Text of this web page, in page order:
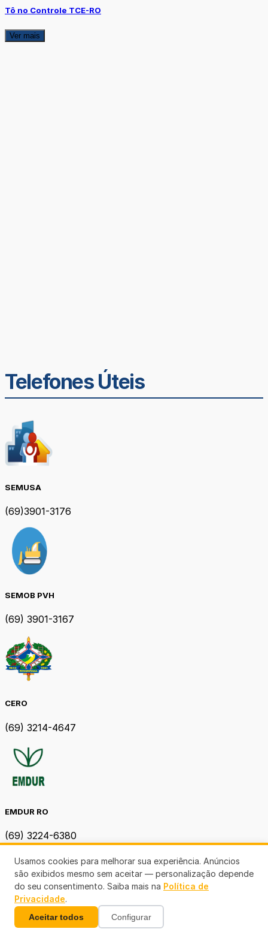
Tô no Controle TCE-RO
Ver mais
Telefones Úteis
SEMUSA
(69)3901-3176
SEMOB PVH
(69) 3901-3167
CERO
(69) 3214-4647
EMDUR RO
(69) 3224-6380
Usamos cookies para melhorar sua experiência. Anúncios
são exibidos mesmo sem aceitar — personalização depende
do seu consentimento. Saiba mais na Política de
Privacidade.
Aceitar todos Configurar